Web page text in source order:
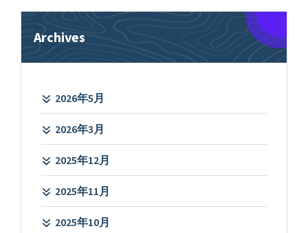
Archives
2026年5月
2026年3月
2025年12月
2025年11月
2025年10月